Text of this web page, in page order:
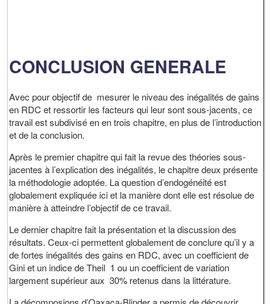
CONCLUSION GENERALE
Avec pour objectif de mesurer le niveau des inégalités de gains
en RDC et ressortir les facteurs qui leur sont sous-jacents, ce
travail est subdivisé en en trois chapitre, en plus de l’introduction
et de la conclusion.
Après le premier chapitre qui fait la revue des théories sous-
jacentes à l’explication des inégalités, le chapitre deux présente
la méthodologie adoptée. La question d’endogénéité est
globalement expliquée ici et la manière dont elle est résolue de
manière à atteindre l’objectif de ce travail.
Le dernier chapitre fait la présentation et la discussion des
résultats. Ceux-ci permettent globalement de conclure qu’il y a
de fortes inégalités des gains en RDC, avec un coefficient de
Gini et un indice de Theil 1 ou un coefficient de variation
largement supérieur aux 30% retenus dans la littérature.